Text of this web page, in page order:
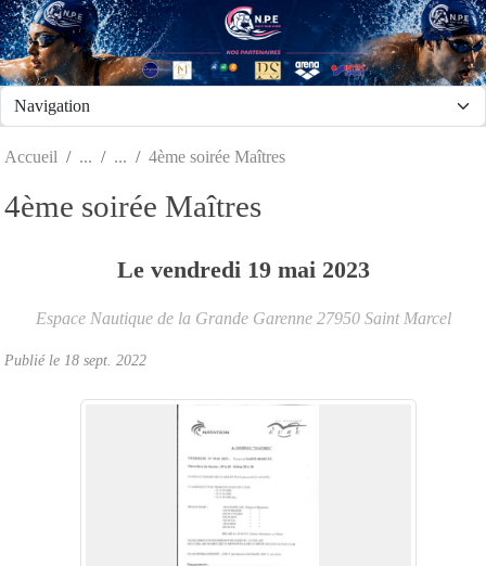
Accueil 4ème soirée Maîtres
4ème soirée Maîtres
Le vendredi 19 mai 2023
Espace Nautique de la Grande Garenne 27950 Saint Marcel
Publié le 18 sept. 2022
Panneau de gestion des cookies